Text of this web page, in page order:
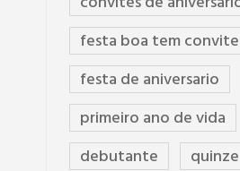
festa boa tem
festa de aniversario
primeiro ano de vida
debutante